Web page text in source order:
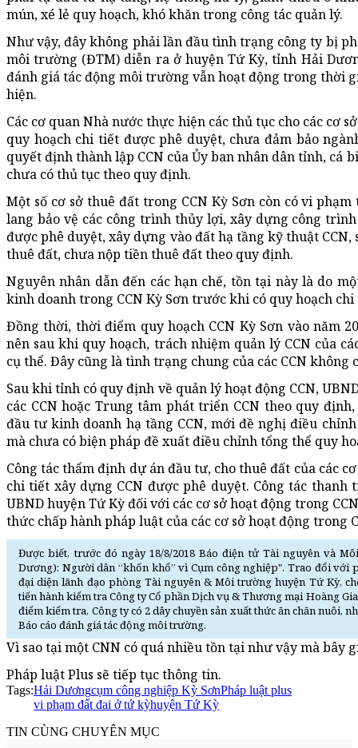
mún, xé lẻ quy hoạch, khó khăn trong công tác quản lý.
Như vậy, đây không phải lần đầu tình trạng công ty bị
môi trường (ĐTM) diễn ra ở huyện Tứ Kỳ, tỉnh Hải
đánh giá tác động môi trường vẫn hoạt động trong thời
hiện.
Các cơ quan Nhà nước thực hiện các thủ tục cho các cơ
quy hoạch chi tiết được phê duyệt, chưa đảm bảo
quyết định thành lập CCN của Ủy ban nhân dân tỉnh, cá
chưa có thủ tục theo quy định.
Một số cơ sở thuê đất trong CCN Kỳ Sơn còn có vi
lang bảo vệ các công trình thủy lợi, xây dựng công
được phê duyệt, xây dựng vào đất hạ tầng kỹ thuật
thuê đất, chưa nộp tiền thuê đất theo quy định.
Nguyên nhân dẫn đến các hạn chế, tồn tại này là do
kinh doanh trong CCN Kỳ Sơn trước khi có quy hoạch
Đồng thời, thời điểm quy hoạch CCN Kỳ Sơn vào năm
nên sau khi quy hoạch, trách nhiệm quản lý CCN của
cụ thể. Đây cũng là tình trạng chung của các CCN
Sau khi tỉnh có quy định về quản lý hoạt động CCN,
các CCN hoặc Trung tâm phát triển CCN theo quy
đầu tư kinh doanh hạ tầng CCN, mới đề nghị điều
mà chưa có biện pháp đề xuất điều chỉnh tổng thể quy
Công tác thẩm định dự án đầu tư, cho thuê đất của các
chi tiết xây dựng CCN được phê duyệt. Công tác thanh
UBND huyện Tứ Kỳ đối với các cơ sở hoạt động trong
thức chấp hành pháp luật của các cơ sở hoạt động trong
Được biết, trước đó ngày 18/8/2018 Báo điện tử Tài nguyên và
Dương): Người dân “khốn khổ” vì Cụm công nghiệp". Trao đổi
đại diện lãnh đạo phòng Tài nguyên & Môi trường huyện Tứ Kỳ,
tiến hành kiểm tra Công ty Cổ phần Dịch vụ & Thương mại Hoàng
điểm kiểm tra, Công ty có 2 dây chuyền sản xuất thức ăn chăn nuôi,
Báo cáo đánh giá tác động môi trường.
Vì sao tại một CNN có quá nhiều tồn tại như vậy mà bây
Pháp luật Plus sẽ tiếp tục thông tin.
Tags:Hải Dươngcụm công nghiệp Kỳ SơnPháp luật plus
vi phạm đất đai ở tứ kỳhuyện Tứ Kỳ
TIN CÙNG CHUYÊN MỤC